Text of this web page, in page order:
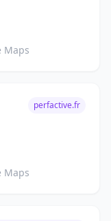
Maps
perfactive.fr
Maps